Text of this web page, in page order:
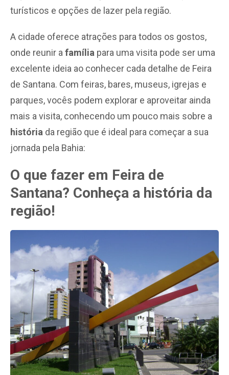
turísticos e opções de lazer pela região.
A cidade oferece atrações para todos os gostos,
onde reunir a família para uma visita pode ser uma
excelente ideia ao conhecer cada detalhe de Feira
de Santana. Com feiras, bares, museus, igrejas e
parques, vocês podem explorar e aproveitar ainda
mais a visita, conhecendo um pouco mais sobre a
história da região que é ideal para começar a sua
jornada pela Bahia:
O que fazer em Feira de
Santana? Conheça a história da
região!